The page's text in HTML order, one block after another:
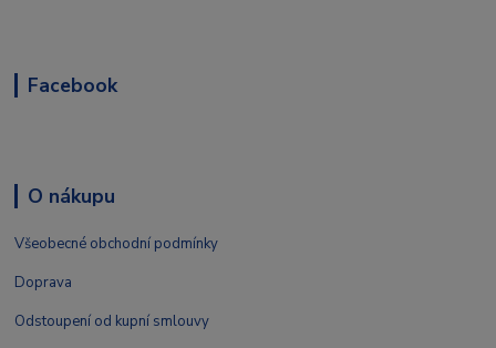
Facebook
O nákupu
Všeobecné obchodní podmínky
Doprava
Odstoupení od kupní smlouvy